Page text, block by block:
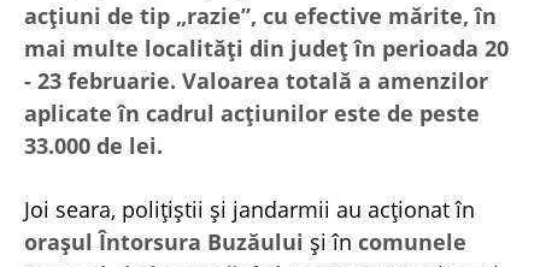
acțiuni de tip „razie”, cu efective mărite, în
mai multe localități din județ în perioada 20
- 23 februarie. Valoarea totală a amenzilor
aplicate în cadrul acțiunilor este de peste
33.000 de lei.
Joi seara, polițiștii și jandarmii au acționat în
orașul Întorsura Buzăului și în comunele